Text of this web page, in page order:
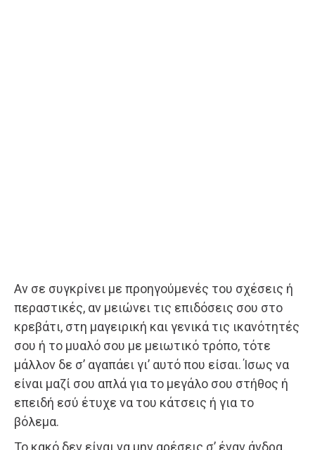
Αν σε συγκρίνει με προηγούμενές του σχέσεις ή
περαστικές, αν μειώνει τις επιδόσεις σου στο
κρεβάτι, στη μαγειρική και γενικά τις ικανότητές
σου ή το μυαλό σου με μειωτικό τρόπο, τότε
μάλλον δε σ’ αγαπάει γι’ αυτό που είσαι. Ίσως να
είναι μαζί σου απλά για το μεγάλο σου στήθος ή
επειδή εσύ έτυχε να του κάτσεις ή για το
βόλεμα.
Το κακό δεν είναι να μην αρέσεις σ’ έναν άνδρα.